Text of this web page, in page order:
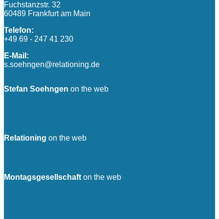
Fuchstanzstr. 32
60489 Frankfurt am Main
Telefon:
+49 69 - 247 41 230
E-Mail:
s.soehngen@relationing.de
Stefan Soehngen on the web
Relationing on the web
Montagsgesellschafton the web